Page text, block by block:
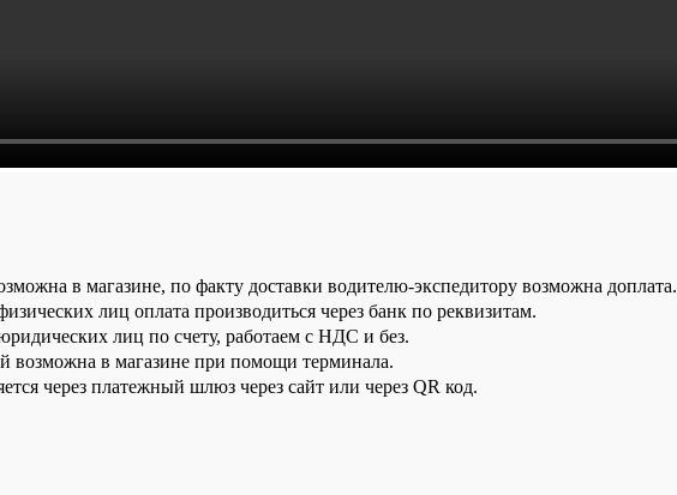
в магазине, по факту доставки водителю-экспедитору возможна доплата.
лиц оплата производиться через банк по реквизитам.
лиц по счету, работаем с НДС и без.
возможна в магазине при помощи терминала.
через платежный шлюз через сайт или через QR код.